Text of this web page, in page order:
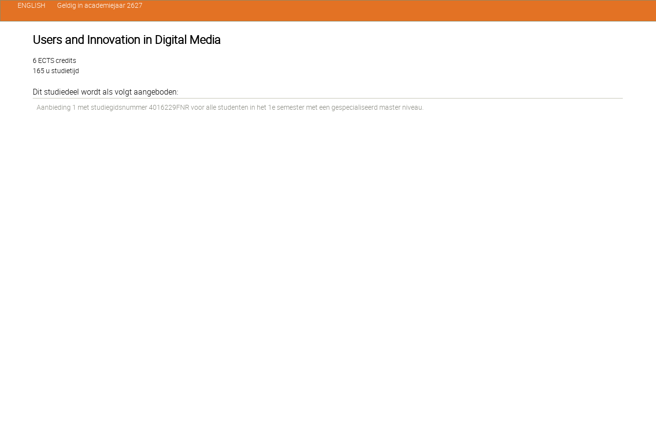
Users and Innovation in Digital Media
6 ECTS credits
165 u studietijd
Dit studiedeel wordt als volgt aangeboden:
Aanbieding 1 met studiegidsnummer 4016229FNR voor alle studenten in het 1e semester met een gespecialiseerd master niveau.
ENGLISH Geldig in academiejaar 2627